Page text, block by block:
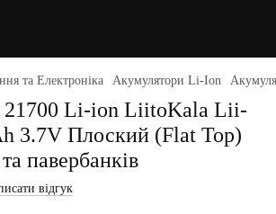
та Електроніка Акумулятори Li-Ion
21700 Li-ion LiitoKala Lii-
3.7V Плоский (Flat Top)
павербанків
відгук